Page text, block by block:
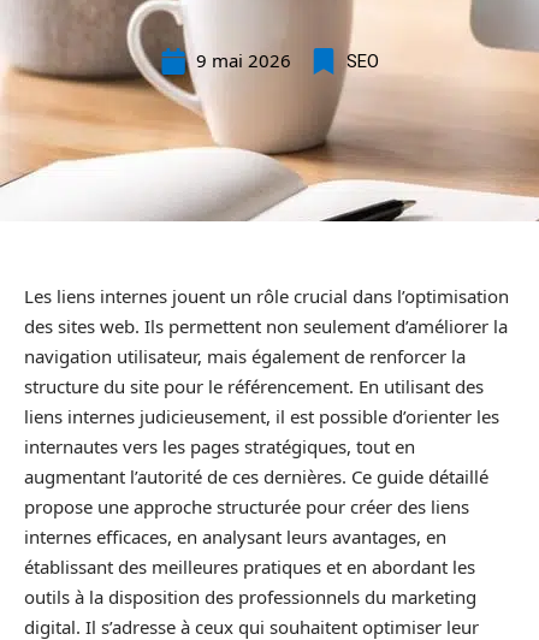
9 mai 2026 SEO
Les liens internes jouent un rôle crucial dans l’optimisation
des sites web. Ils permettent non seulement d’améliorer la
navigation utilisateur, mais également de renforcer la
structure du site pour le référencement. En utilisant des
liens internes judicieusement, il est possible d’orienter les
internautes vers les pages stratégiques, tout en
augmentant l’autorité de ces dernières. Ce guide détaillé
propose une approche structurée pour créer des liens
internes efficaces, en analysant leurs avantages, en
établissant des meilleures pratiques et en abordant les
outils à la disposition des professionnels du marketing
digital. Il s’adresse à ceux qui souhaitent optimiser leur